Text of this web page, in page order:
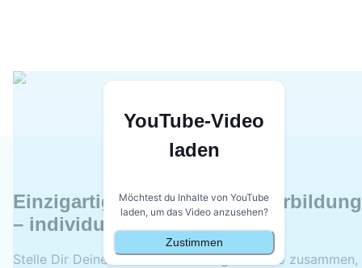
YouTube-Video
laden
Möchtest du Inhalte von YouTube
laden, um das Video anzusehen?
Zustimmen
Einzigartig: Deine CAD-Weiterbildung
– individuell kombinierbar.
Stelle Dir Deine CAD-Weiterbildung exakt so zusammen,